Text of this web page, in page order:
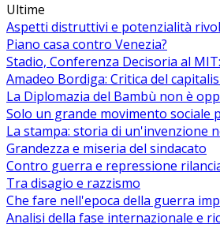
Ultime
Aspetti distruttivi e potenzialità
Piano casa contro Venezia?
Stadio, Conferenza Decisoria al
Amadeo Bordiga: Critica del
La Diplomazia del Bambù non è
Solo un grande movimento sociale
La stampa: storia di un'invenzione
Grandezza e miseria del sindacato
Contro guerra e repressione
Tra disagio e razzismo
Che fare nell'epoca della guerra
Analisi della fase internazionale e